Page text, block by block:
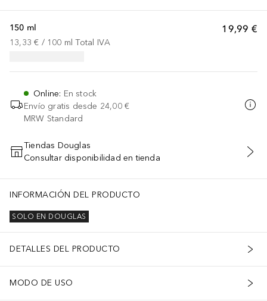
19,99 €
150 ml
13,33 € / 100 ml Total IVA
Online: En stock
Envío gratis desde 24,00 €
MRW Standard
AÑADIR AL CARRITO
Tiendas Douglas
Consultar disponibilidad en tienda
INFORMACIÓN DEL PRODUCTO
SOLO EN DOUGLAS
DETALLES DEL PRODUCTO
MODO DE USO